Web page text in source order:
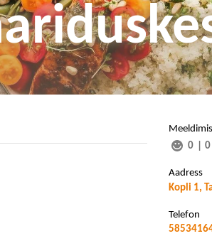
0 |0
Aadress
Kopli 1,
Telefon